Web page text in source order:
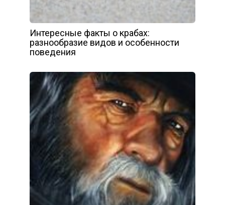
Интересные факты о крабах:
разнообразие видов и особенности
поведения